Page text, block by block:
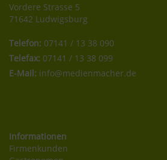
Vordere Strasse 5
71642 Ludwigsburg
Telefon: 07141 / 13 38 090
Telefax: 07141 / 13 38 099
E-Mail: info@medienmacher.de
Informationen
Firmenkunden